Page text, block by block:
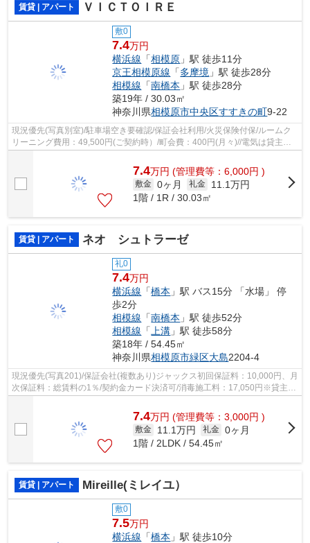
賃貸 | アパート ＶＩＣＴＯＩＲＥ
敷0
7.4万円
横浜線 「相模原 」駅 徒歩11分
京王相模原線 「多摩境 」駅 徒歩28分
相模線 「南橋本 」駅 徒歩28分
築19年 / 30.03㎡
神奈川県相模原市中央区すすきの町9-22
現況優先(写真別室)/駐車場空き要確認/保証会社利用/火災保険付保/ルームク
リーニング費用：49,500円(ご契約時）/町会費：400円(月々)//電気は貸主指
7.4万円 (管理費等：6,000円 )
敷金 0ヶ月 礼金
11.1万円
1階 / 1R / 30.03㎡
賃貸 | アパート ネオ シュトラーゼ
礼0
7.4万円
横浜線 「橋本 」駅 バス15分 「水場」 停
歩2分
相模線 「南橋本 」駅 徒歩52分
相模線 「 上溝 」駅 徒歩58分
築18年 / 54.45㎡
神奈川県相模原市緑区大島2204-4
現況優先(写真201)/保証会社(複数あり)ジャックス初回保証料：10,000円、月
次保証料：総賃料の1％/契約金カード決済可/消毒施工料：17,050円※貸主の
7.4万円 (管理費等：3,000円 )
敷金 11.1万円 礼金 0ヶ月
1階 / 2LDK / 54.45㎡
賃貸 | アパート Mireille(ミレイユ）
敷0
7.5万円
横浜線 「橋本 」駅 徒歩10分